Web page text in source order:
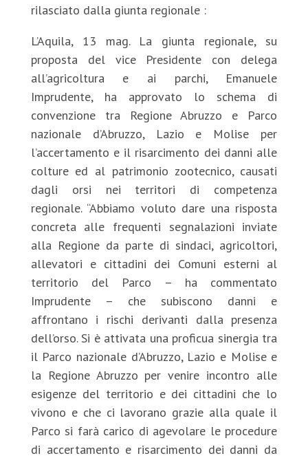
rilasciato dalla giunta regionale :
L’Aquila, 13 mag. La giunta regionale, su
proposta del vice Presidente con delega
all’agricoltura e ai parchi, Emanuele
Imprudente, ha approvato lo schema di
convenzione tra Regione Abruzzo e Parco
nazionale d’Abruzzo, Lazio e Molise per
l’accertamento e il risarcimento dei danni alle
colture ed al patrimonio zootecnico, causati
dagli orsi nei territori di competenza
regionale. “Abbiamo voluto dare una risposta
concreta alle frequenti segnalazioni inviate
alla Regione da parte di sindaci, agricoltori,
allevatori e cittadini dei Comuni esterni al
territorio del Parco – ha commentato
Imprudente – che subiscono danni e
affrontano i rischi derivanti dalla presenza
dell’orso. Si è attivata una proficua sinergia tra
il Parco nazionale d’Abruzzo, Lazio e Molise e
la Regione Abruzzo per venire incontro alle
esigenze del territorio e dei cittadini che lo
vivono e che ci lavorano grazie alla quale il
Parco si farà carico di agevolare le procedure
di accertamento e risarcimento dei danni da